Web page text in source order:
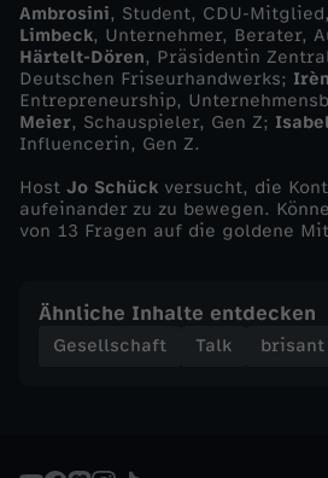
b
e
i
t
u
Ambrosini, Student, CDU-
Limbeck, Unternehmer, Berater,
Härtelt-Dören, Präsidentin
Deutschen Friseurhandwerks;
Entrepreneurship,
Meier, Schauspieler, Gen Z;
Influencerin, Gen Z.
Host Jo Schück versucht, die
aufeinander zu zu bewegen.
von 13 Fragen auf die goldene
Ähnliche Inhalte entdecken
Gesellschaft Talk brisant